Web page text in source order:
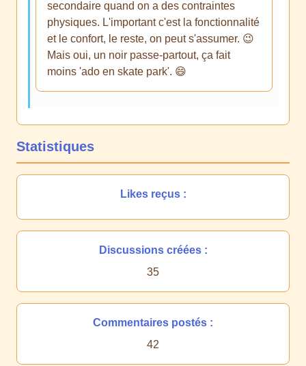
secondaire quand on a des contraintes
physiques. L'important c'est la fonctionnalité
et le confort, le reste, on peut s'assumer. 😉
Mais oui, un noir passe-partout, ça fait
moins 'ado en skate park'. 😄
Statistiques
Likes reçus :
Discussions créées :
35
Commentaires postés :
42